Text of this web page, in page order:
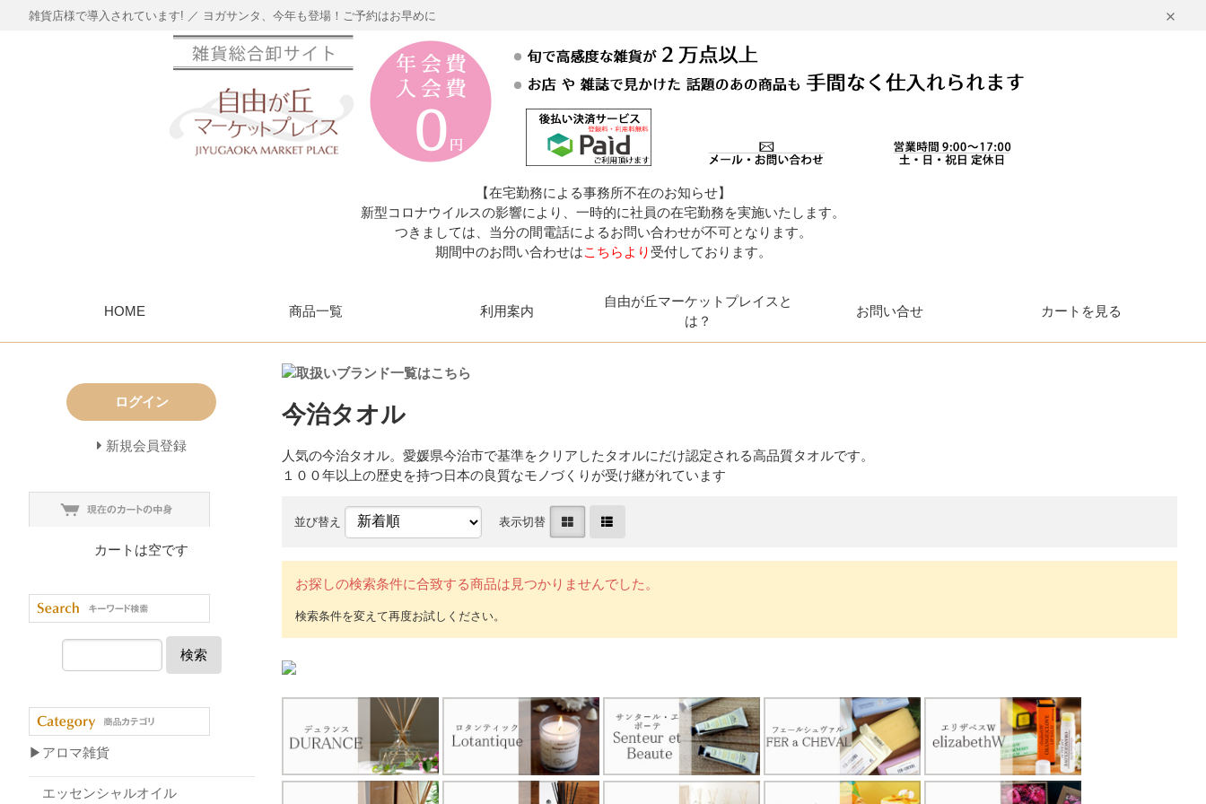
雑貨店様で導入されています! ／ ヨガサンタ、今年も登場！ご予約はお早めに
【在宅勤務による事務所不在のお知らせ】
新型コロナウイルスの影響により、一時的に社員の在宅勤務を実施いたします。
つきましては、当分の間電話によるお問い合わせが不可となります。
期間中のお問い合わせはこちらより 受付しております。
HOME 商品一覧 利用案内
自由が丘マーケットプレイスと
は？
お問い合せ カートを見る
今治タオル
人気の今治タオル。愛媛県今治市で基準をクリアしたタオルにだけ認定される高品質タオルです。
１００年以上の歴史を持つ日本の良質なモノづくりが受け継がれています
並び替え 表示切替
お探しの検索条件に合致する商品は見つかりませんでした。
ログイン
新規会員登録
カートは空です
検索
▶アロマ雑貨
エッセンシャルオイル